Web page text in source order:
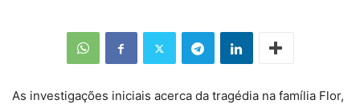
As investigações iniciais acerca da tragédia na família Flor,